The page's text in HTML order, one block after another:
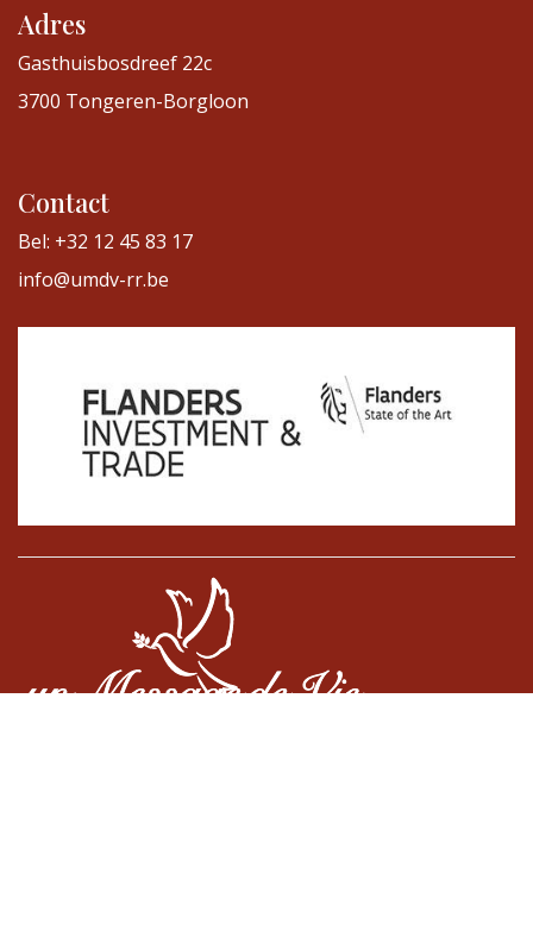
Adres
Gasthuisbosdreef 22c
3700 Tongeren-Borgloon
Contact
Bel: +32 12 45 83 17
info@umdv-rr.be